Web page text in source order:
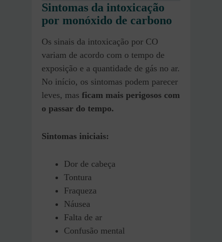
Sintomas da intoxicação
por monóxido de carbono
Os sinais da intoxicação por CO
variam de acordo com o tempo de
exposição e a quantidade de gás no ar.
No início, os sintomas podem parecer
leves, mas ficam mais perigosos com
o passar do tempo.
Sintomas iniciais:
Dor de cabeça
Tontura
Fraqueza
Náusea
Falta de ar
Confusão mental